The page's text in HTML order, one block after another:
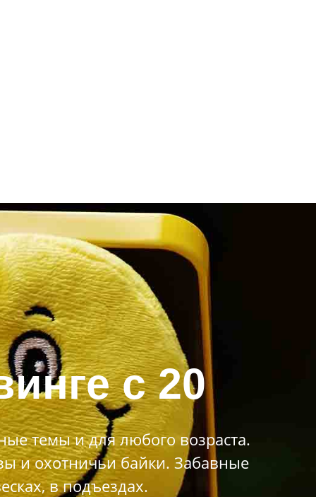
c 20
темы и для любого возраста.
и охотничьи байки. Забавные
в подъездах.